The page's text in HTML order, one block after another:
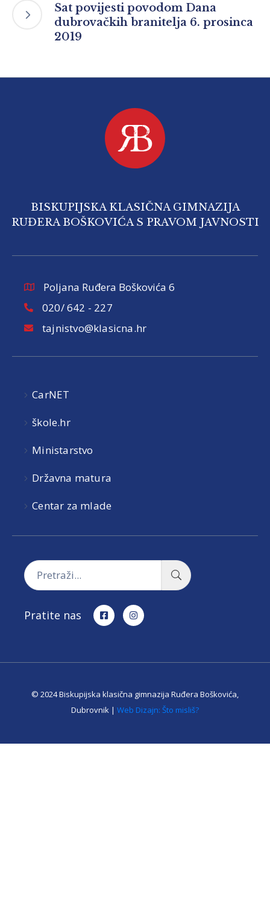
Sat povijesti povodom Dana
dubrovačkih branitelja 6. prosinca
2019
BISKUPIJSKA KLASIČNA GIMNAZIJA
RUĐERA BOŠKOVIĆA S PRAVOM JAVNOSTI
Poljana Ruđera Boškovića 6
020/ 642 - 227
tajnistvo@klasicna.hr
CarNET
škole.hr
Ministarstvo
Državna matura
Centar za mlade
Pratite nas
© 2024 Biskupijska klasična gimnazija Ruđera Boškovića,
Dubrovnik | Web Dizajn: Što misliš?